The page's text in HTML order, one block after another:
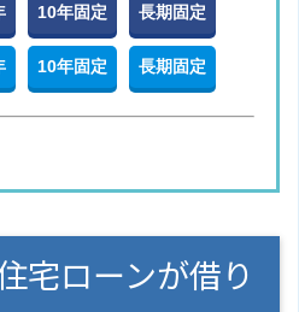
10年固定 長期固定
10年固定 長期固定
宅ローンが借り